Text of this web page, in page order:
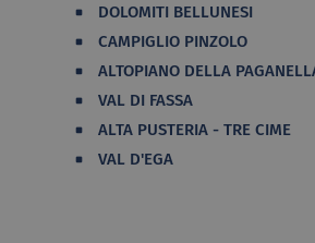
DOLOMITI BELLUNESI
CAMPIGLIO PINZOLO
ALTOPIANO DELLA
VAL DI FASSA
ALTA PUSTERIA - TRE CIME
VAL D'EGA